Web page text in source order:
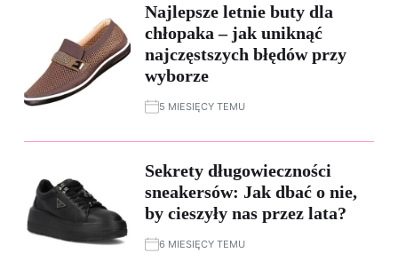
Najlepsze letnie buty dla
chłopaka – jak uniknąć
najczęstszych błędów przy
wyborze
5 MIESIĘCY TEMU
Sekrety długowieczności
sneakersów: Jak dbać o nie,
by cieszyły nas przez lata?
6 MIESIĘCY TEMU